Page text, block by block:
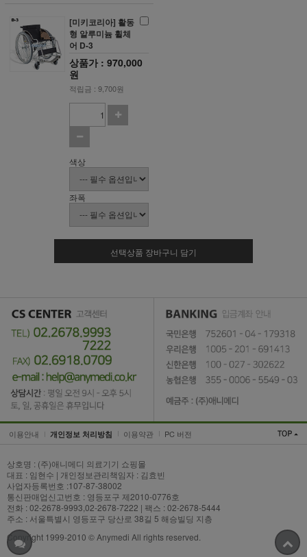
[미키코리아] 활동
형 알루미늄 휠체
어 D-3
상품가 : 970,000
원
적립금 : 9,700원
색상
좌폭
선택상품 장바구니 담기
이용안내 개인정보 처리방침 이용약관 PC 버전
상호명 : (주)애니메디 의료기기 쇼핑몰
대표 : 임현수 | 개인정보관리책임자 : 김효빈
사업자등록번호 :107-87-38002
통신판매업신고번호 : 영등포구 제2010-0776호
전화 : 02-2678-9993,02-2678-7222 | 팩스 : 02-2678-5444
주소 : 서울특별시 영등포구 당산로 38길 5 해승빌딩 지층
Copyright 1999-2010 © Anymedi All rights reserved.